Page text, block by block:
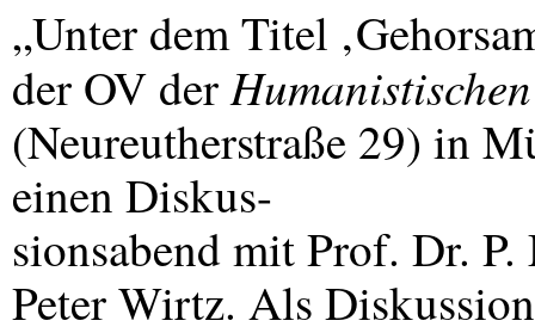
„Unter dem Titel
der OV der
(Neureutherstraße 29) in
einen Diskus-
sionsabend mit Prof. Dr.
Peter Wirtz. Als